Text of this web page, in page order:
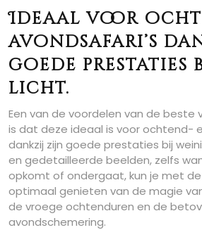
Ideaal voor
avondsafari’s
goede prestaties
licht.
Een van de voordelen van de beste
is dat deze ideaal is voor ochtend-
dankzij zijn goede prestaties bij
en gedetailleerde beelden, zelfs
opkomt of ondergaat, kun je met
optimaal genieten van de magie
de vroege ochtenduren en de
avondschemering.